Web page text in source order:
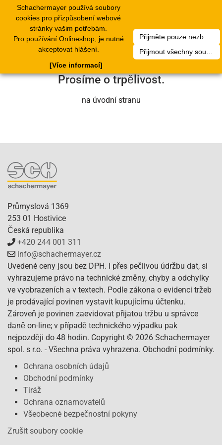
Schachermayer používá soubory
cookies pro přizpůsobení webové
stránky vašim potřebám.
Pro používání Onlineshop, je nutné
akceptovat hlášení.
Přijměte pouze nezbytné soubory cookie
[Více informací]
Bohužel došlo k technické chybě. Náš
servisní tým se o to brzy postará.
Prosíme o trpělivost.
na úvodní stranu
Průmyslová 1369
253 01 Hostivice
Česká republika
+420 244 001 311
info@schachermayer.cz
Uvedené ceny jsou bez DPH. I přes pečlivou údržbu dat, si
vyhrazujeme právo na technické změny, chyby a odchylky
ve vyobrazeních a v textech. Podle zákona o evidenci tržeb
je prodávající povinen vystavit kupujícímu účtenku.
Zároveň je povinen zaevidovat přijatou tržbu u správce
daně on-line; v případě technického výpadku pak
nejpozději do 48 hodin. Copyright © 2026 Schachermayer
spol. s r.o. - Všechna práva vyhrazena. Obchodní podmínky.
Ochrana osobních údajů
Obchodní podmínky
Tiráž
Ochrana oznamovatelů
Všeobecné bezpečnostní pokyny
Zrušit soubory cookie